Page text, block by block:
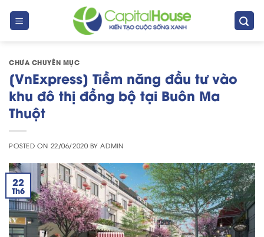
CHƯA CHUYÊN MỤC
[VnExpress] Tiềm năng đầu tư vào
khu đô thị đồng bộ tại Buôn Ma
Thuột
POSTED ON 22/06/2020 BY ADMIN
22
Th6